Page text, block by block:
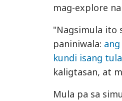
mag-explore
"Nagsimula ito
paniniwala:
kundi isang
kaligtasan, at
Mula pa sa